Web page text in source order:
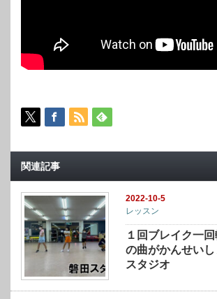
関連記事
2022-10-5
レッスン
１回ブレイク一
の曲がかんせい
スタジオ